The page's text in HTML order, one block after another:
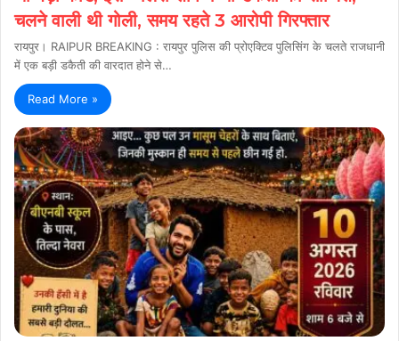
चलने वाली थी गोली, समय रहते 3 आरोपी गिरफ्तार
रायपुर। RAIPUR BREAKING : रायपुर पुलिस की प्रोएक्टिव पुलिसिंग के चलते राजधानी
में एक बड़ी डकैती की वारदात होने से…
Read More »